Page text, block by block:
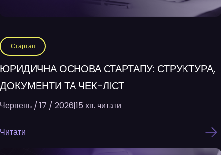
Стартап
ЮРИДИЧНА ОСНОВА СТАРТАПУ: СТРУКТУРА,
ДОКУМЕНТИ ТА ЧЕК-ЛІСТ
Червень / 17 / 2026|15 хв. читати
Читати